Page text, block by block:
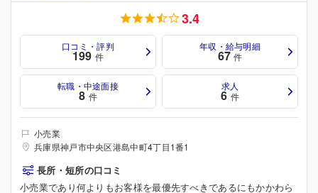
3.4
口コミ・評判
199 件
年収・給与明細
67 件
転職・中途面接
8 件
求人
6 件
小売業
兵庫県神戸市中央区港島中町4丁目1番1
長所・短所の口コミ
小売業であり何よりもお客様を最優先すべきであるにもかかわら